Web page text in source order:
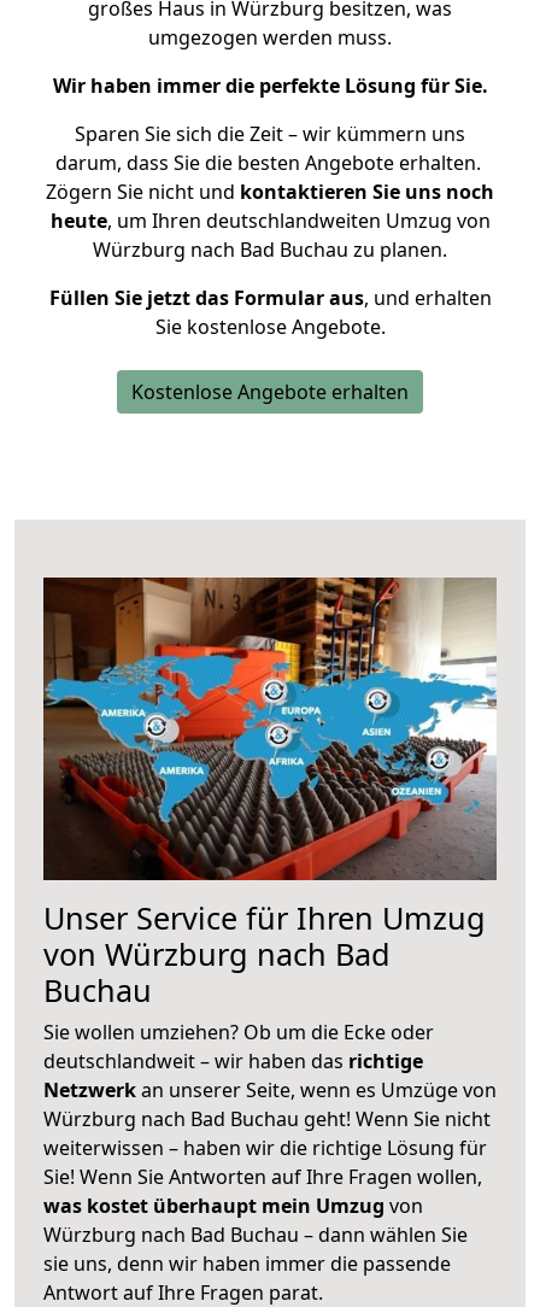
großes Haus in Würzburg besitzen, was
umgezogen werden muss.
Wir haben immer die perfekte Lösung für Sie.
Sparen Sie sich die Zeit – wir kümmern uns
darum, dass Sie die besten Angebote erhalten.
Zögern Sie nicht und kontaktieren Sie uns noch
heute, um Ihren deutschlandweiten Umzug von
Würzburg nach Bad Buchau zu planen.
Füllen Sie jetzt das Formular aus, und erhalten
Sie kostenlose Angebote.
Kostenlose Angebote erhalten
Unser Service für Ihren Umzug
von Würzburg nach Bad
Buchau
Sie wollen umziehen? Ob um die Ecke oder
deutschlandweit – wir haben das richtige
Netzwerkan unserer Seite, wenn es Umzüge von
Würzburg nach Bad Buchau geht! Wenn Sie nicht
weiterwissen – haben wir die richtige Lösung für
Sie! Wenn Sie Antworten auf Ihre Fragen wollen,
was kostet überhaupt mein Umzug von
Würzburg nach Bad Buchau – dann wählen Sie
sie uns, denn wir haben immer die passende
Antwort auf Ihre Fragen parat.